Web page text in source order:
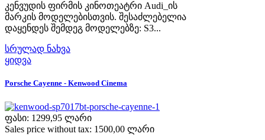
კენვუდის ფირმის კინოთეატრი Audi_ის
მარკის მოდელებისთვის. შესაძლებელია
დაყენდეს შემდეგ მოდელებზე: S3...
სრულად ნახვა
ყიდვა
Porsche Cayenne - Kenwood Cinema
ფასი: 1299,95 ლარი
Sales price without tax: 1500,00 ლარი